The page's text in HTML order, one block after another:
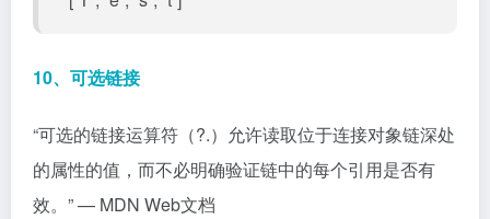
10、可选链接
“可选的链接运算符（?.）允许读取位于连接对象链深处
的属性的值，而不必明确验证链中的每个引用是否有
效。” — MDN Web文档